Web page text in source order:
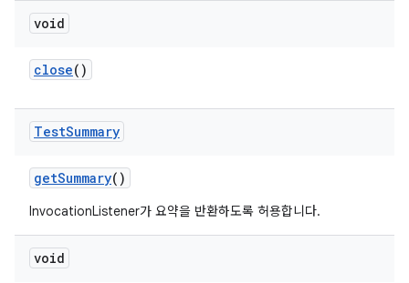
void
close()
TestSummary
getSummary()
InvocationListener가 요약을 반환하도록 허용합니다.
void